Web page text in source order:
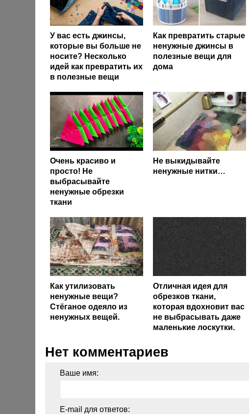
У вас есть джинсы,
которые вы больше не
носите? Несколько
идей как превратить их
в полезные вещи
Как превратить старые
ненужные джинсы в
полезные вещи для
дома
Очень красиво и
просто! Не
выбрасывайте
ненужные обрезки
ткани
Не выкидывайте
ненужные нитки…
Как утилизовать
ненужные вещи?
Стёганое одеяло из
ненужных вещей.
Отличная идея для
обрезков ткани,
которая вдохновит вас
не выбрасывать даже
маленькие лоскутки.
Нет комментариев
Ваше имя:
E-mail для ответов: